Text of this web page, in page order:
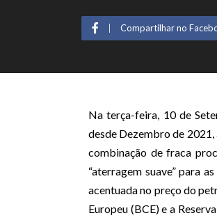
Compartilhar no
Na terça-feira, 10 de
desde Dezembro de
combinação de fraca
“aterragem suave” para
acentuada no preço do
Europeu (BCE) e a